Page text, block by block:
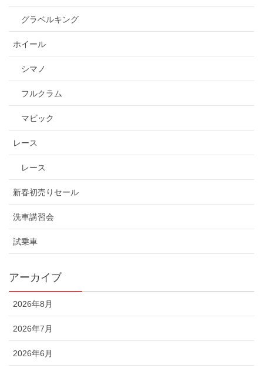
グラベルキング
ホイール
シマノ
フルクラム
マビック
レース
レース
新春初売りセール
洗車講習会
試乗車
アーカイブ
2026年8月
2026年7月
2026年6月